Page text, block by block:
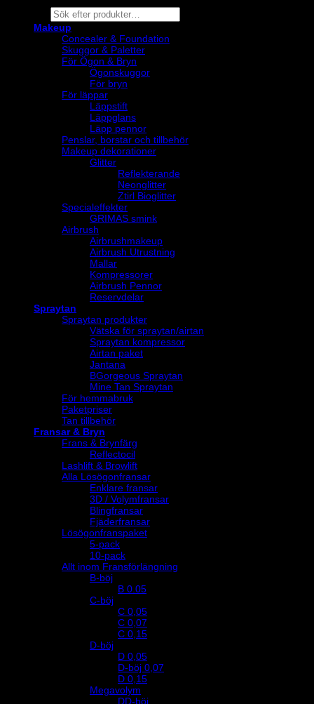
Products
search
Makeup
Concealer & Foundation
Skuggor & Paletter
För Ögon & Bryn
Ögonskuggor
För bryn
För läppar
Läppstift
Läppglans
Läpp pennor
Penslar, borstar och tillbehör
Makeup dekorationer
Glitter
Reflekterande
Neonglitter
Ztirl Bioglitter
Specialeffekter
GRIMAS smink
Airbrush
Airbrushmakeup
Airbrush Utrustning
Mallar
Kompressorer
Airbrush Pennor
Reservdelar
Spraytan
Spraytan produkter
Vätska för spraytan/airtan
Spraytan kompressor
Airtan paket
Jantana
BGorgeous Spraytan
Mine Tan Spraytan
För hemmabruk
Paketpriser
Tan tillbehör
Fransar & Bryn
Frans & Brynfärg
Reflectocil
Lashlift & Browlift
Alla Lösögonfransar
Enklare fransar
3D / Volymfransar
Blingfransar
Fjäderfransar
Lösögonfranspaket
5-pack
10-pack
Allt inom Fransförlängning
B-böj
B 0.05
C-böj
C 0,05
C 0,07
C 0,15
D-böj
D 0,05
D-böj 0,07
D 0,15
Megavolym
DD-böj